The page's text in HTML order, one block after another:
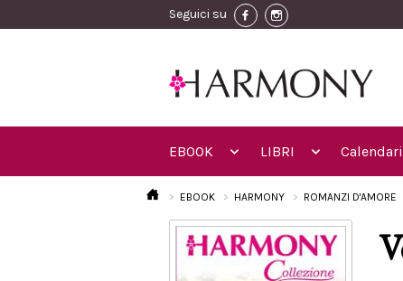
Seguici su
EBOOK LIBRI
EBOOK HARMONY ROMANZI D'AMORE